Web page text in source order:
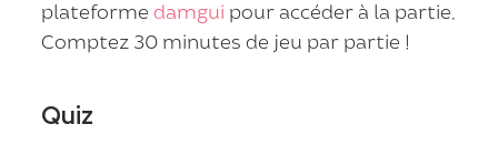
plateformedamgui pour accéder à la partie.
Comptez 30 minutes de jeu par partie !
Quiz